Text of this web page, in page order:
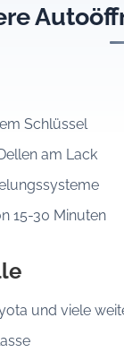
Schlüssel
am Lack
15-30 Minuten
und viele